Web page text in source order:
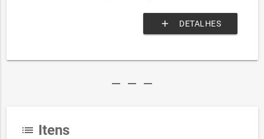
add DETALHES
remove remove remove
list Itens